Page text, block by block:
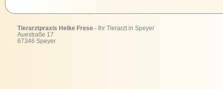
Tierarztpraxis Heike Frese - Ihr Tierarzt in Speyer
Auestraße 17
67346 Speyer